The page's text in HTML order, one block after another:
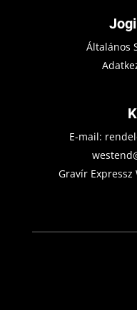
Általános
E-mail:
Gravír